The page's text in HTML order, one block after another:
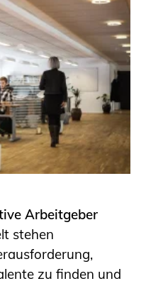
Arbeitgeber
stehen
zu finden und